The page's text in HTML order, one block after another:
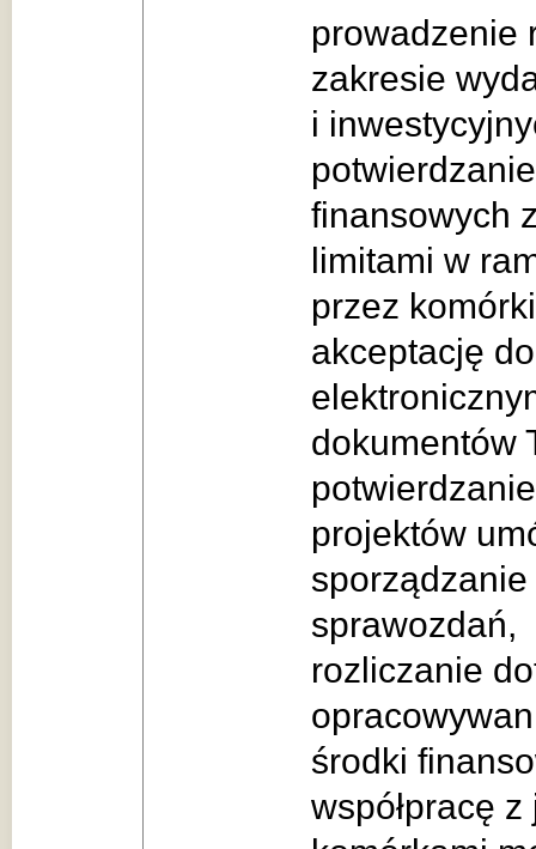
prowadzenie
zakresie
i
finansowych
limitami w
przez
akceptację
dokumentów
projektów
sprawozdań,
rozliczanie
środki
współpracę